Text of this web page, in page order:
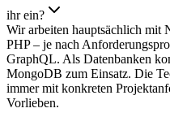
ihr ein?
Wir arbeiten hauptsächlich mit
PHP – je nach
GraphQL. Als Datenbanken
MongoDB zum Einsatz. Die
immer mit konkreten
Vorlieben.